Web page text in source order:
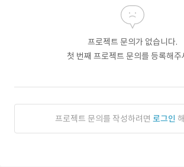
프로젝트 문의가 없습니다.
첫 번째 프로젝트 문의를 등록해주
프로젝트 문의를 작성하려면 로그인